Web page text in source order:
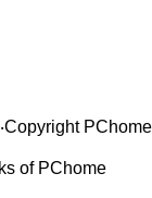
‧Copyright PChome
of PChome